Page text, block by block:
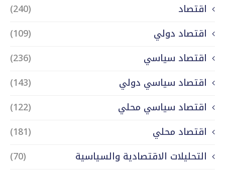
اقتصاد
(240)
اقتصاد دولي
(109)
اقتصاد سياسي
(236)
اقتصاد سياسي دولي
(143)
اقتصاد سياسي محلي
(122)
اقتصاد محلي
(181)
التحليلات الاقتصادية والسياسية
(70)